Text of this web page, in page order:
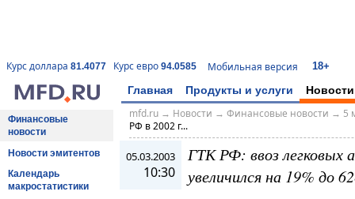
Курс доллара 81.4077 Курс евро 94.0585 Мобильная версия 18+
Главная Продукты и услуги Новости
Финансовые
новости
Новости эмитентов
Календарь
макростатистики
mfd.ru→ Новости → Финансовые новости → 5
РФ в 2002 г...
05.03.2003
10:30
ГТК РФ: ввоз легковых
увеличился на 19% до